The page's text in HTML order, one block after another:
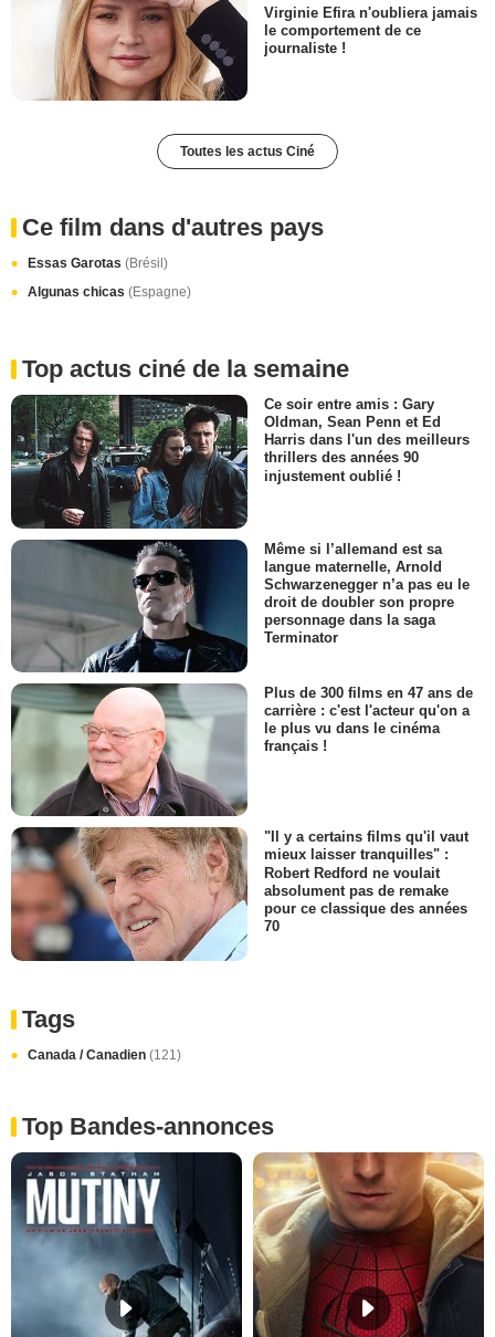
Virginie Efira n'oubliera jamais
le comportement de ce
journaliste !
Toutes les actus Ciné
Ce film dans d'autres pays
Essas Garotas (Brésil)
Algunas chicas (Espagne)
Top actus ciné de la semaine
Ce soir entre amis : Gary
Oldman, Sean Penn et Ed
Harris dans l'un des meilleurs
thrillers des années 90
injustement oublié !
Même si l’allemand est sa
langue maternelle, Arnold
Schwarzenegger n’a pas eu le
droit de doubler son propre
personnage dans la saga
Terminator
Plus de 300 films en 47 ans de
carrière : c'est l'acteur qu'on a
le plus vu dans le cinéma
français !
"Il y a certains films qu'il vaut
mieux laisser tranquilles" :
Robert Redford ne voulait
absolument pas de remake
pour ce classique des années
70
Tags
Canada / Canadien (121)
Top Bandes-annonces